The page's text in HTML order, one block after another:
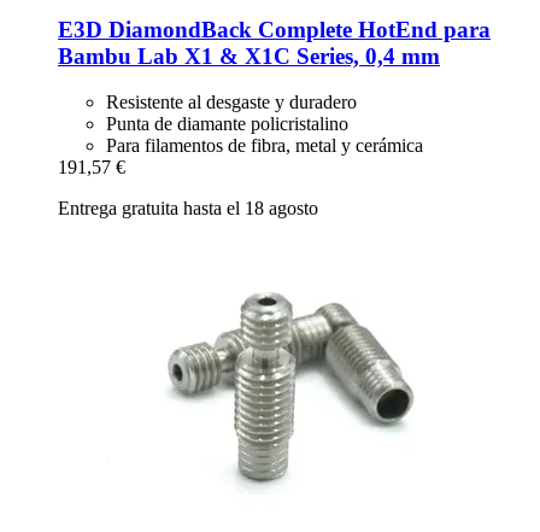
E3D DiamondBack Complete HotEnd para
Bambu Lab X1 & X1C Series, 0,4 mm
Resistente al desgaste y duradero
Punta de diamante policristalino
Para filamentos de fibra, metal y cerámica
191,57 €
Entrega gratuita hasta el 18 agosto